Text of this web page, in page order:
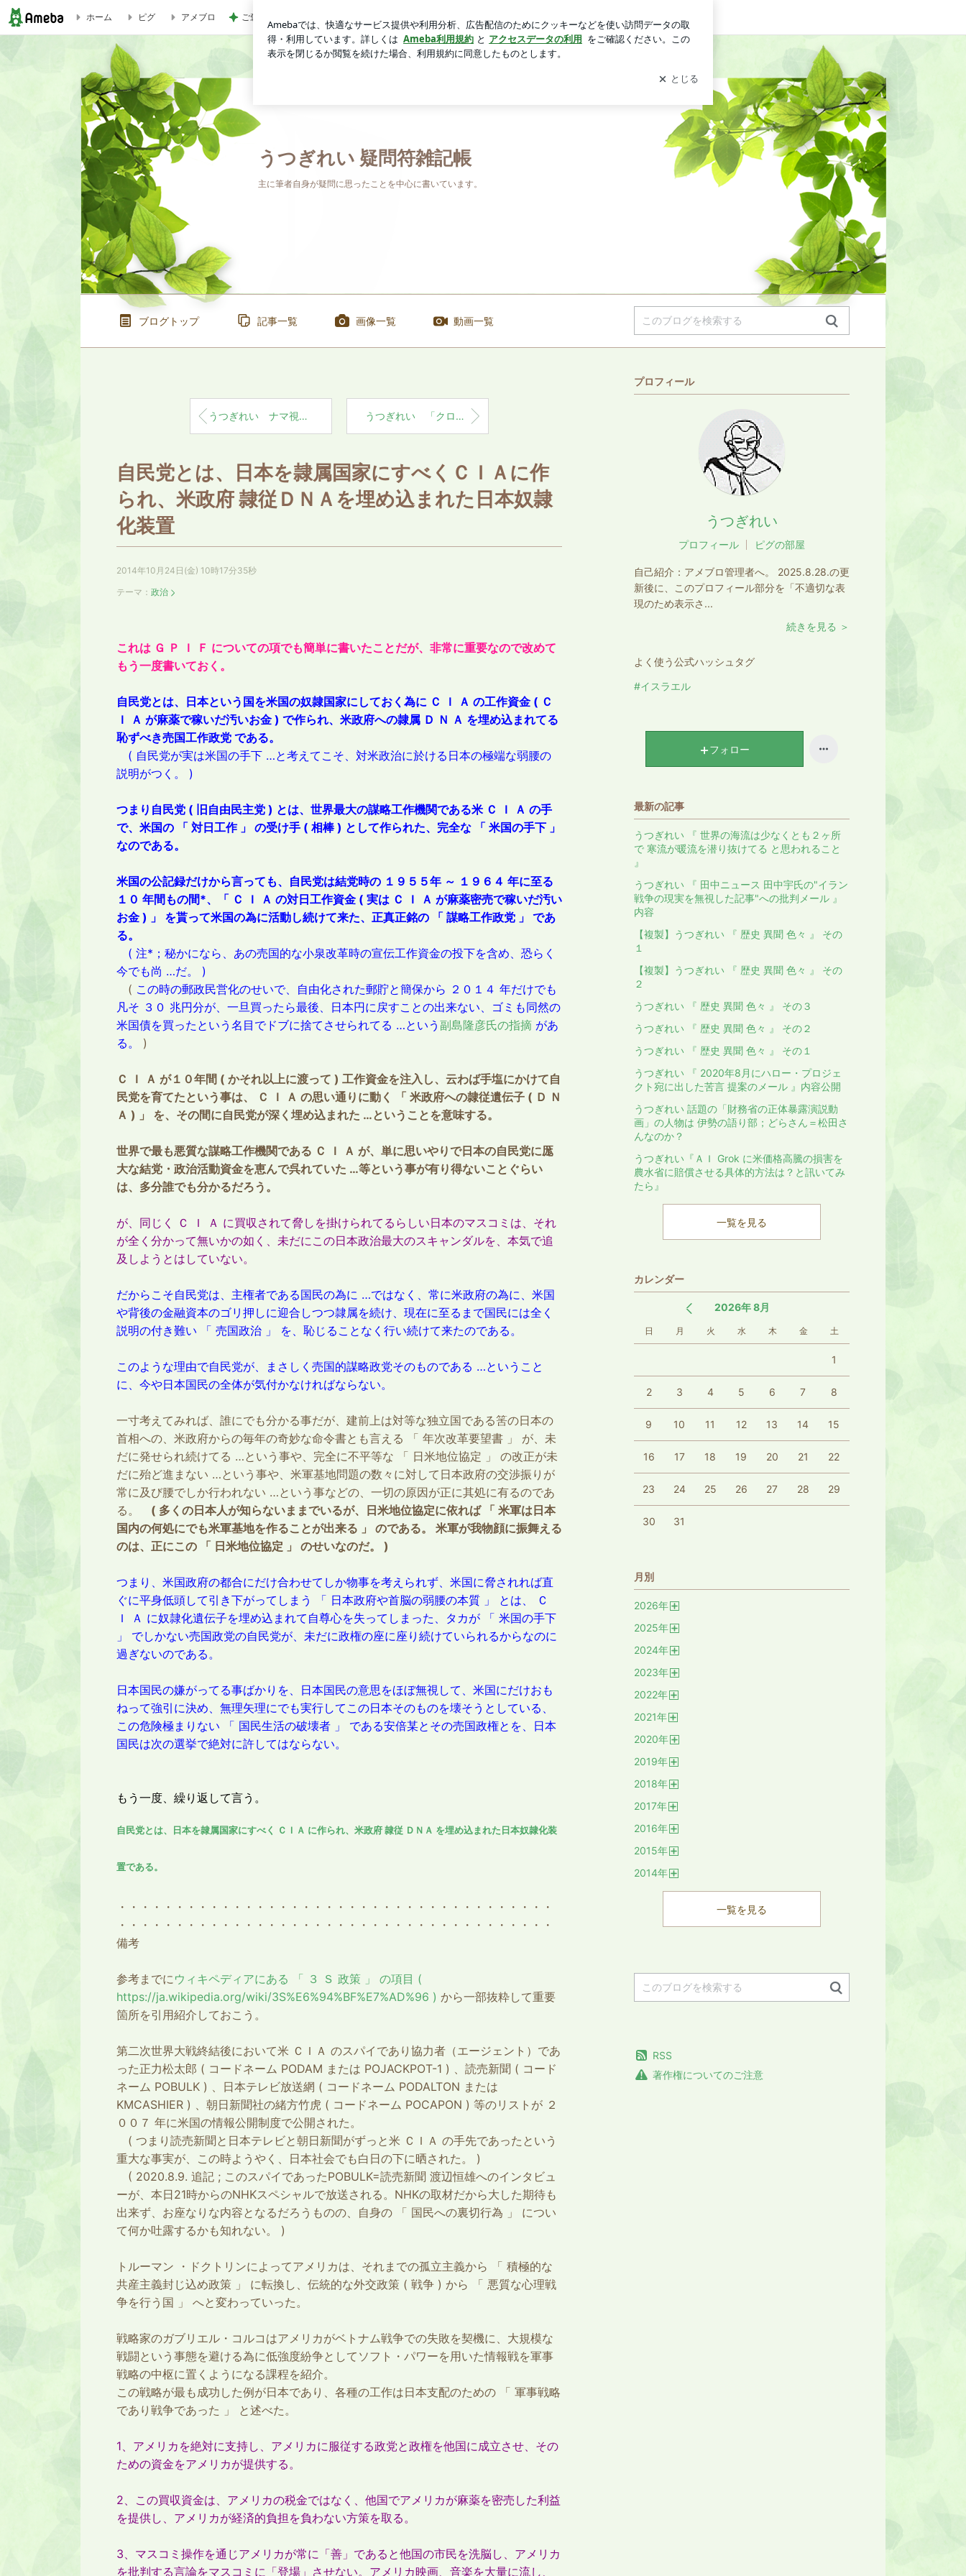
自民党とは、日本を隷属国家にすべくＣＩＡに作られ、米政府 隷従ＤＮＡを埋め込まれた日本奴隷化装置 | うつぎれい 疑問符雑記帳
ホーム ピグ アメブロ ご褒美に食べた1個630円のマカロン ログイン
うつぎれい 疑問符雑記帳
主に筆者自身が疑問に思ったことを中心に書いています。
ブログトップ 記事一覧 画像一覧 動画一覧
うつぎれい ナマ視聴率に拘る ＣＭ 付き地上波テレビが未だに生き延びてる本当の理由 うつぎれい 「クローズドＳＮＳは親密な個人間情報の危ない落とし穴 (ワナ) であると認識せよ 」
自民党とは、日本を隷属国家にすべくＣＩＡに作
られ、米政府 隷従ＤＮＡを埋め込まれた日本奴隷
化装置
2014年10月24日(金) 10時17分35秒
テーマ： 政治
これは Ｇ Ｐ Ｉ Ｆ についての項でも簡単に書いたことだが、非常に重要なので改めて
もう一度書いておく。
自民党とは、日本という国を米国の奴隷国家にしておく為に Ｃ Ｉ Ａ の工作資金 ( Ｃ
Ｉ Ａ が麻薬で稼いだ汚いお金 ) で作られ、米政府への隷属 Ｄ Ｎ Ａ を埋め込まれてる
恥ずべき売国工作政党 である。
( 自民党が実は米国の手下 …と考えてこそ、対米政治に於ける日本の極端な弱腰の
説明がつく。 )
つまり自民党 ( 旧自由民主党 ) とは、世界最大の謀略工作機関である米 Ｃ Ｉ Ａ の手
で、米国の 「 対日工作 」 の受け手 ( 相棒 ) として作られた、完全な 「 米国の手下 」
なのである。
米国の公記録だけから言っても、自民党は結党時の １９５５年 ～ １９６４ 年に至る
１０ 年間もの間*、「 Ｃ Ｉ Ａ の対日工作資金 ( 実は Ｃ Ｉ Ａ が麻薬密売で稼いだ汚い
お金 ) 」 を貰って米国の為に活動し続けて来た、正真正銘の 「 謀略工作政党 」 であ
る。
( 注*；秘かになら、あの売国的な小泉改革時の宣伝工作資金の投下を含め、恐らく
今でも尚 …だ。 )
( この時の郵政民営化のせいで、自由化された郵貯と簡保から ２０１４ 年だけでも
凡そ ３０ 兆円分が、一旦買ったら最後、日本円に戻すことの出来ない、ゴミも同然の
米国債を買ったという名目でドブに捨てさせられてる …という 副島隆彦氏の指摘 があ
る。
)
Ｃ Ｉ Ａ が１０年間 ( かそれ以上に渡って ) 工作資金を注入し、云わば手塩にかけて自
民党を育てたという事は、 Ｃ Ｉ Ａ の思い通りに動く 「 米政府への隷従遺伝子 ( Ｄ Ｎ
Ａ ) 」 を、その間に自民党が深く埋め込まれた …ということを意味する。
世界で最も悪質な謀略工作機関である Ｃ Ｉ Ａ が、単に思いやりで日本の自民党に厖
大な結党・政治活動資金を恵んで呉れていた …等という事が有り得ないことぐらい
は、多分誰でも分かるだろう。
が、同じく Ｃ Ｉ Ａ に買収されて脅しを掛けられてるらしい日本のマスコミは、それ
が全く分かって無いかの如く、未だにこの日本政治最大のスキャンダルを、本気で追
及しようとはしていない。
だからこそ自民党は、主権者である国民の為に …ではなく、常に米政府の為に、米国
や背後の金融資本のゴリ押しに迎合しつつ隷属を続け、現在に至るまで国民には全く
説明の付き難い 「 売国政治 」 を、恥じることなく行い続けて来たのである。
このような理由で自民党が、まさしく売国的謀略政党そのものである …ということ
に、今や日本国民の全体が気付かなければならない。
一寸考えてみれば、誰にでも分かる事だが、建前上は対等な独立国である筈の日本の
首相への、米政府からの毎年の奇妙な命令書とも言える 「 年次改革要望書 」 が、未
だに発せられ続けてる …という事や、完全に不平等な 「 日米地位協定 」 の改正が未
だに殆ど進まない …という事や、米軍基地問題の数々に対して日本政府の交渉振りが
常に及び腰でしか行われない …という事などの、一切の原因が正に其処に有るのであ
る。 ( 多くの日本人が知らないままでいるが、日米地位協定に依れば 「 米軍は日本
国内の何処にでも米軍基地を作ることが出来る 」 のである。 米軍が我物顔に振舞える
のは、正にこの 「 日米地位協定 」 のせいなのだ。 )
つまり、米国政府の都合にだけ合わせてしか物事を考えられず、米国に脅されれば直
ぐに平身低頭して引き下がってしまう 「 日本政府や首脳の弱腰の本質 」 とは、 Ｃ
Ｉ Ａ に奴隷化遺伝子を埋め込まれて自尊心を失ってしまった、タカが 「 米国の手下
」 でしかない売国政党の自民党が、未だに政権の座に座り続けていられるからなのに
過ぎないのである。
日本国民の嫌がってる事ばかりを、日本国民の意思をほぼ無視して、米国にだけおも
ねって強引に決め、無理矢理にでも実行してこの日本そのものを壊そうとしている、
この危険極まりない 「 国民生活の破壊者 」 である安倍某とその売国政権とを、日本
国民は次の選挙で絶対に許してはならない。
もう一度、繰り返して言う。
自民党とは、日本を隷属国家にすべく ＣＩＡ に作られ、米政府 隷従 ＤＮＡ を埋め込まれた日本奴隷化装
置である。
・・・・・・・・・・・・・・・・・・・・・・・・・・・・・・・・・・・・・・
・・・・・・・・・・・・・・・・・・・・・・・・・・・・・・・・・・・・・・
備考
参考までにウィキペディアにある 「 ３ Ｓ 政策 」 の項目 (
https://ja.wikipedia.org/wiki/3S%E6%94%BF%E7%AD%96 ) から一部抜粋して重要
箇所を引用紹介しておこう。
第二次世界大戦終結後において米 ＣＩＡ のスパイであり協力者（エージェント）であ
った正力松太郎 ( コードネーム PODAM または POJACKPOT-1 ) 、読売新聞 ( コード
ネーム POBULK ) 、日本テレビ放送網 ( コードネーム PODALTON または
KMCASHIER ) 、朝日新聞社の緒方竹虎 ( コードネーム POCAPON ) 等のリストが ２
００７ 年に米国の情報公開制度で公開された。
( つまり読売新聞と日本テレビと朝日新聞がずっと米 ＣＩＡ の手先であったという
重大な事実が、この時ようやく、日本社会でも白日の下に晒された。 )
( 2020.8.9. 追記 ; このスパイであったPOBULK=読売新聞 渡辺恒雄へのインタビュ
ーが、本日21時からのNHKスペシャルで放送される。NHKの取材だから大した期待も
出来ず、お座なりな内容となるだろうものの、自身の 「 国民への裏切行為 」 につい
て何か吐露するかも知れない。
)
トルーマン ・ドクトリンによってアメリカは、それまでの孤立主義から 「 積極的な
共産主義封じ込め政策 」 に転換し、伝統的な外交政策 ( 戦争 ) から 「 悪質な心理戦
争を行う国 」 へと変わっていった。
戦略家のガブリエル・コルコはアメリカがベトナム戦争での失敗を契機に、大規模な
戦闘という事態を避ける為に低強度紛争としてソフト・パワーを用いた情報戦を軍事
戦略の中枢に置くようになる課程を紹介。
この戦略が最も成功した例が日本であり、各種の工作は日本支配のための 「 軍事戦略
であり戦争であった 」 と述べた。
1、アメリカを絶対に支持し、アメリカに服従する政党と政権を他国に成立させ、その
ための資金をアメリカが提供する。
2、この買収資金は、アメリカの税金ではなく、他国でアメリカが麻薬を密売した利益
を提供し、アメリカが経済的負担を負わない方策を取る。
3、マスコミ操作を通じアメリカが常に「善」であると他国の市民を洗脳し、アメリカ
を批判する言論をマスコミに「登場」させない。アメリカ映画、音楽を大量に流し、
プロフィール
うつぎれい
プロフィール ピグの部屋
自己紹介： アメブロ管理者へ。 2025.8.28.の更
新後に、このプロフィール部分を「不適切な表
現のため表示さ...
続きを見る ＞
よく使う公式ハッシュタグ
#イスラエル
フォロー
最新の記事
うつぎれい 『 世界の海流は少なくとも２ヶ所
で 寒流が暖流を潜り抜けてる と思われること
』
うつぎれい 『 田中ニュース 田中宇氏の"イラン
戦争の現実を無視した記事"への批判メール 』
内容
【複製】うつぎれい 『 歴史 異聞 色々 』 その
１
【複製】うつぎれい 『 歴史 異聞 色々 』 その
２
うつぎれい 『 歴史 異聞 色々 』 その３
うつぎれい 『 歴史 異聞 色々 』 その２
うつぎれい 『 歴史 異聞 色々 』 その１
うつぎれい 『 2020年8月にハロー・プロジェ
クト宛に出した苦言 提案のメール 』内容公開
うつぎれい 話題の「財務省の正体暴露演説動
画」の人物は 伊勢の語り部；どらさん＝松田さ
んなのか？
うつぎれい『ＡＩ Grok に米価格高騰の損害を
農水省に賠償させる具体的方法は？と訊いてみ
たら』
一覧を見る
カレンダー
2026年 8月
日 月 火 水 木 金 土
1
2 3 4 5 6 7 8
9 10 11 12 13 14 15
16 17 18 19 20 21 22
23 24 25 26 27 28 29
30 31
月別
2026年
2025年
2024年
2023年
2022年
2021年
2020年
2019年
2018年
2017年
2016年
2015年
2014年
一覧を見る
RSS
著作権についてのご注意